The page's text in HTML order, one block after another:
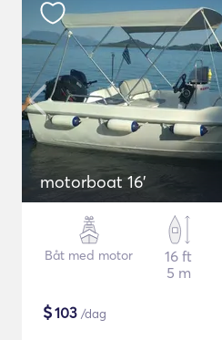
motorboat 16'
Båt med motor
16 ft
5 m
$103 /dag